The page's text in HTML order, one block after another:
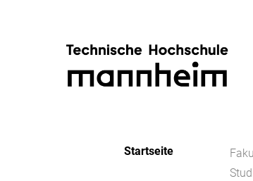
Startseite